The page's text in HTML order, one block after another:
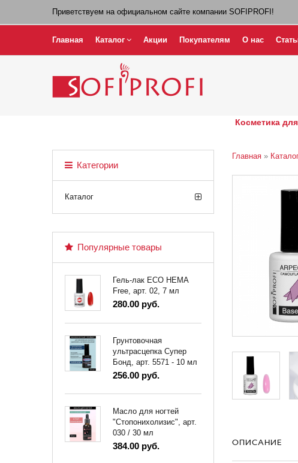
Приветствуем на официальном сайте компании SOFIPROFI!
Главная Каталог Акции Покупателям О нас
Косметика
Главная »
ОПИСАНИЕ
Категории
Каталог
Популярные товары
Гель-лак ECO HEMA
Free, арт. 02, 7 мл
280.00 руб.
Грунтовочная
ультрасцепка Супер
Бонд, арт. 5571 - 10 мл
256.00 руб.
Масло для ногтей
"Стопонихолизис", арт.
030 / 30 мл
384.00 руб.